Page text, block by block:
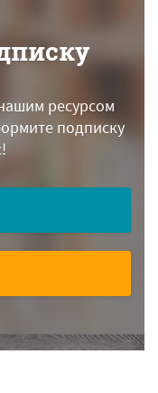
ресурсом
подписку